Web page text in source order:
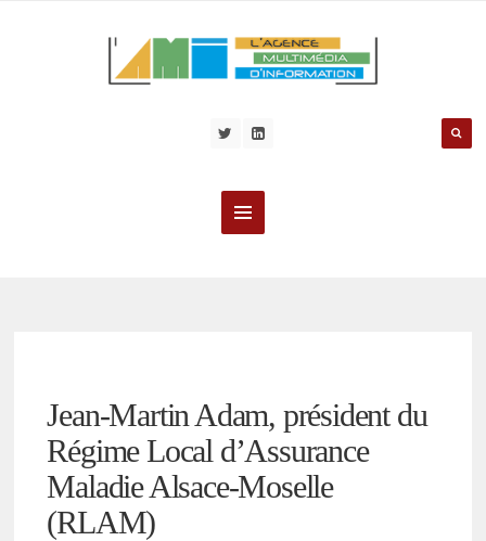
Jean-Martin Adam, président du
Régime Local d’Assurance
Maladie Alsace-Moselle
(RLAM)